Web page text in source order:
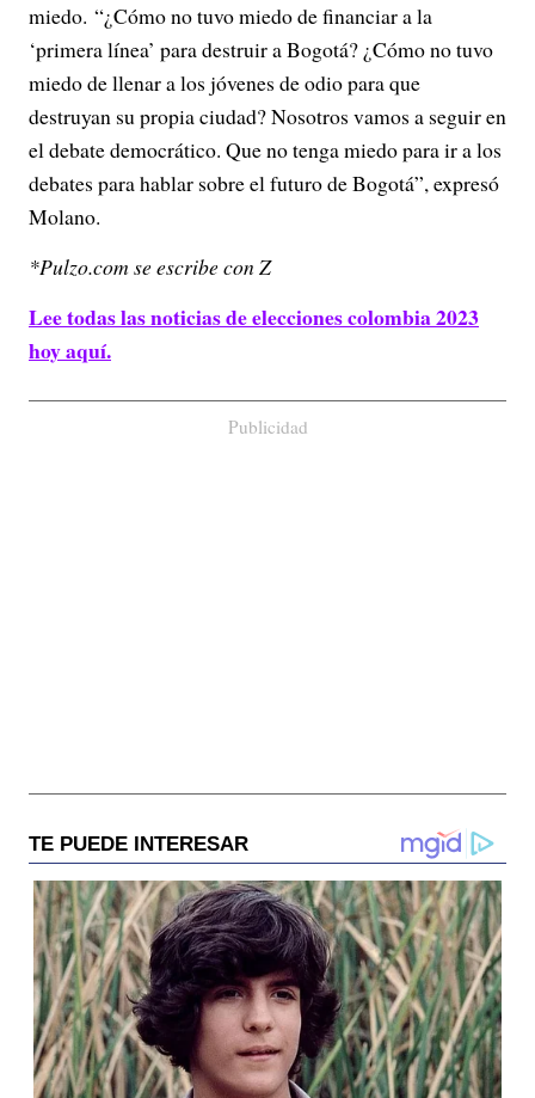
miedo. “¿Cómo no tuvo miedo de financiar a la
‘primera línea’ para destruir a Bogotá? ¿Cómo no tuvo
miedo de llenar a los jóvenes de odio para que
destruyan su propia ciudad? Nosotros vamos a seguir en
el debate democrático. Que no tenga miedo para ir a los
debates para hablar sobre el futuro de Bogotá”, expresó
Molano.
*Pulzo.com se escribe con Z
Lee todas las noticias de elecciones colombia 2023
hoy aquí.
Publicidad